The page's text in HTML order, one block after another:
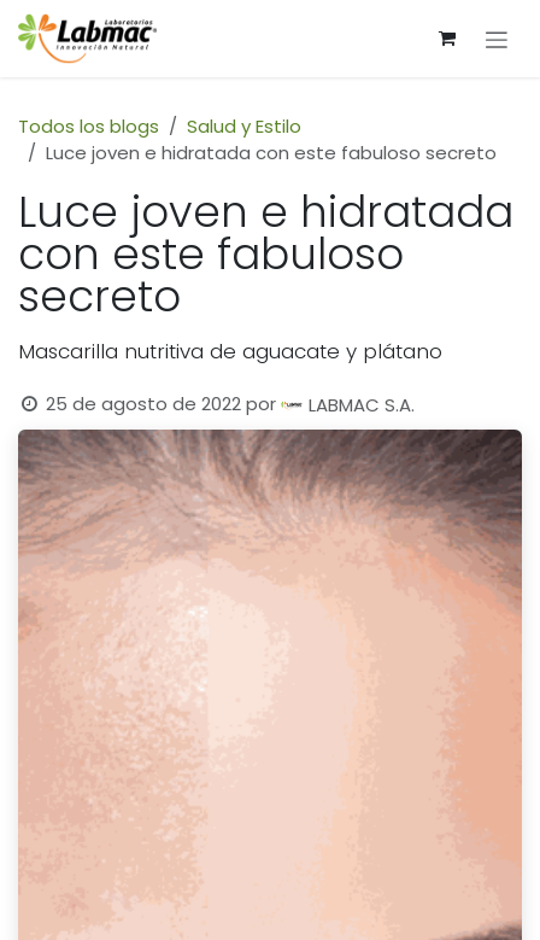
Ir al contenido
Todos los blogs
Salud y Estilo
Luce joven e hidratada con este fabuloso secreto
Luce joven e hidratada
con este fabuloso
secreto
Mascarilla nutritiva de aguacate y plátano
25 de agosto de 2022 por LABMAC S.A.